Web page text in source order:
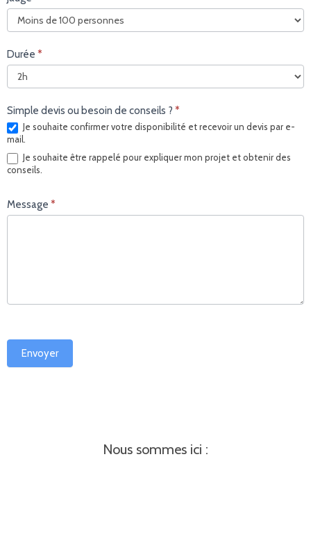
Durée *
Simple devis ou besoin de conseils ? *
Je souhaite confirmer votre disponibilité et recevoir un devis par e-
mail.
Je souhaite être rappelé pour expliquer mon projet et obtenir des
conseils.
Message *
Envoyer
Nous sommes ici :